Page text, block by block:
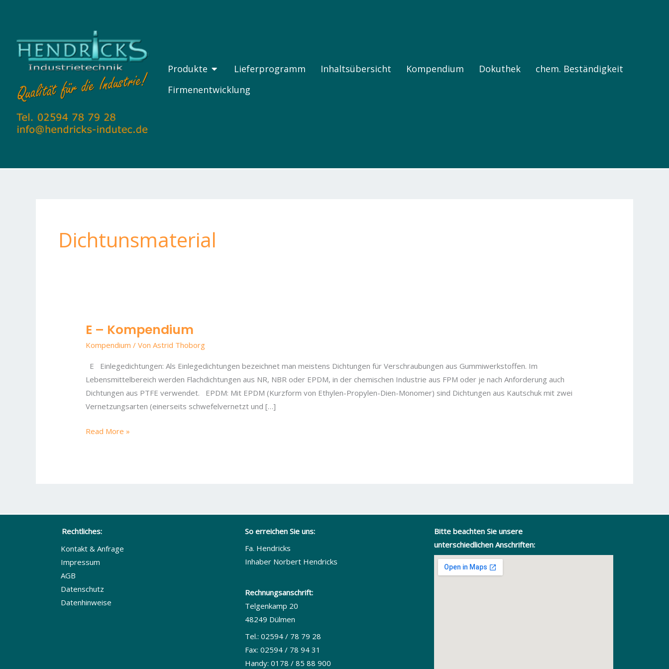
Produkte ÖFFNE PRODUKTE
Lieferprogramm Inhaltsübersicht Kompendium Dokuthek
chem. Beständigkeit
Firmenentwicklung
Dichtunsmaterial
E – Kompendium
Kompendium / VonAstrid Thoborg
E Einlegedichtungen: Als Einlegedichtungen bezeichnet man meistens Dichtungen für Verschraubungen aus Gummiwerkstoffen. Im
Lebensmittelbereich werden Flachdichtungen aus NR, NBR oder EPDM, in der chemischen Industrie aus FPM oder je nach Anforderung auch
Dichtungen aus PTFE verwendet. EPDM: Mit EPDM (Kurzform von Ethylen-Propylen-Dien-Monomer) sind Dichtungen aus Kautschuk mit zwei
Vernetzungsarten (einerseits schwefelvernetzt und […]
E
–
Read More »
Rechtliches:
Kontakt & Anfrage
Impressum
AGB
Datenschutz
Datenhinweise
So erreichen Sie uns:
Fa. Hendricks
Inhaber Norbert Hendricks
Rechnungsanschrift:
Telgenkamp 20
48249 Dülmen
Tel.: 02594 / 78 79 28
Fax: 02594 / 78 94 31
Handy: 0178 / 85 88 900
Bitte beachten Sie unsere
unterschiedlichen Anschriften: